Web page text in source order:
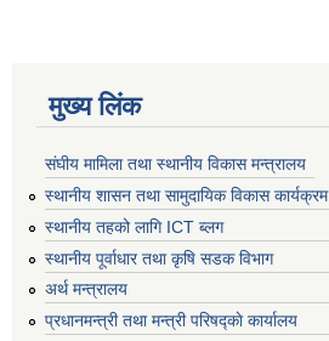
मुख्य लिंक
संघीय मामिला तथा स्थानीय विकास मन्त्रालय
स्थानीय शासन तथा सामुदायिक विकास कार्यक्रम
स्थानीय तहको लागि ICT ब्लग
स्थानीय पूर्वाधार तथा कृषि सडक विभाग
अर्थ मन्त्रालय
प्रधानमन्त्री तथा मन्त्री परिषद्काे कार्यालय